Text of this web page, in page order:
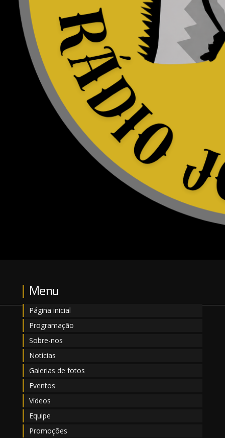
Menu
Página inicial
Programação
Sobre-nos
Notícias
Galerias de fotos
Eventos
Vídeos
Equipe
Promoções